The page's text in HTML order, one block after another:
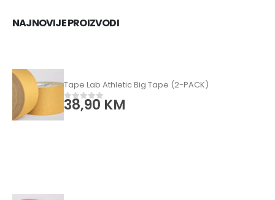
NAJNOVIJE PROIZVODI
Tape Lab Athletic Big Tape (2-PACK)
0od 5
38,90KM